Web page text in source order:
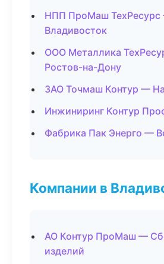
НПП ПроМаш
Владивосток
ООО Металлика
Ростов-на-Дону
ЗАО Точмаш Контур —
Инжиниринг Контур
Фабрика Пак Энерго —
Компании в
АО Контур ПроМаш —
изделий